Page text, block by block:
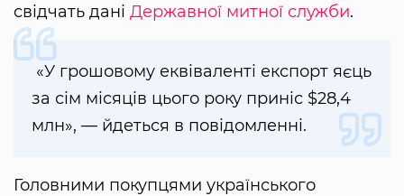
свідчать дані Державної митної служби.
«У грошовому еквіваленті експорт яєць
за сім місяців цього року приніс $28,4
млн», — йдеться в повідомленні.
Головними покупцями українського